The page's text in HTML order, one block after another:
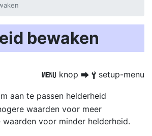
bewaken
G knop U B setup-menu
aan te passen helderheid
waarden voor meer
waarden voor minder helderheid.